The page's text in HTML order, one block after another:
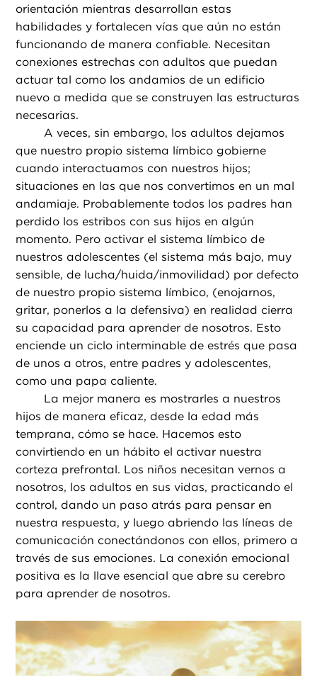
orientación mientras desarrollan estas
habilidades y fortalecen vías que aún no están
funcionando de manera confiable. Necesitan
conexiones estrechas con adultos que puedan
actuar tal como los andamios de un edificio
nuevo a medida que se construyen las estructuras
necesarias.
A veces, sin embargo, los adultos dejamos
que nuestro propio sistema límbico gobierne
cuando interactuamos con nuestros hijos;
situaciones en las que nos convertimos en un mal
andamiaje. Probablemente todos los padres han
perdido los estribos con sus hijos en algún
momento. Pero activar el sistema límbico de
nuestros adolescentes (el sistema más bajo, muy
sensible, de lucha/huida/inmovilidad) por defecto
de nuestro propio sistema límbico, (enojarnos,
gritar, ponerlos a la defensiva) en realidad cierra
su capacidad para aprender de nosotros. Esto
enciende un ciclo interminable de estrés que pasa
de unos a otros, entre padres y adolescentes,
como una papa caliente.
La mejor manera es mostrarles a nuestros
hijos de manera eficaz, desde la edad más
temprana, cómo se hace. Hacemos esto
convirtiendo en un hábito el activar nuestra
corteza prefrontal. Los niños necesitan vernos a
nosotros, los adultos en sus vidas, practicando el
control, dando un paso atrás para pensar en
nuestra respuesta, y luego abriendo las líneas de
comunicación conectándonos con ellos, primero a
través de sus emociones. La conexión emocional
positiva es la llave esencial que abre su cerebro
para aprender de nosotros.